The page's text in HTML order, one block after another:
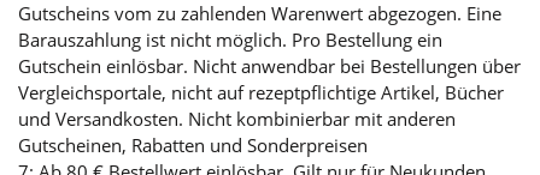
Gutscheins vom zu zahlenden Warenwert abgezogen. Eine
Barauszahlung ist nicht möglich. Pro Bestellung ein
Gutschein einlösbar. Nicht anwendbar bei Bestellungen über
Vergleichsportale, nicht auf rezeptpflichtige Artikel, Bücher
und Versandkosten. Nicht kombinierbar mit anderen
Gutscheinen, Rabatten und Sonderpreisen